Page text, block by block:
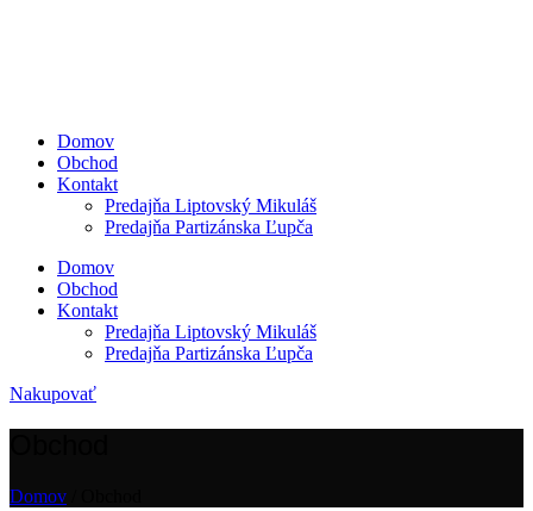
Domov
Obchod
Kontakt
Predajňa Liptovský Mikuláš
Predajňa Partizánska Ľupča
Domov
Obchod
Kontakt
Predajňa Liptovský Mikuláš
Predajňa Partizánska Ľupča
Nakupovať
Domov